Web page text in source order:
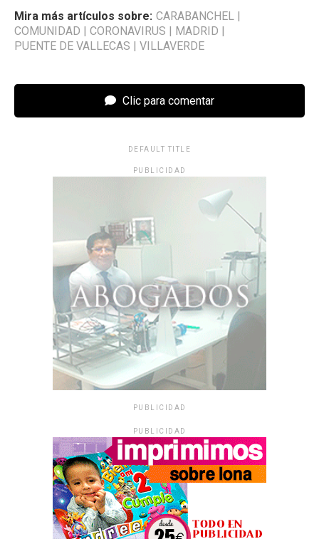
Mira más artículos sobre: CARABANCHEL |
COMUNIDAD | CORONAVIRUS | MADRID |
PUENTE DE VALLECAS | VILLAVERDE
Clic para comentar
DEFAULT TITLE
PUBLICIDAD
PUBLICIDAD
PUBLICIDAD